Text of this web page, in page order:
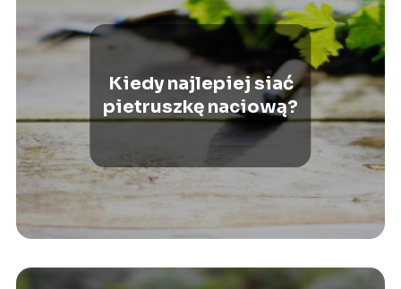
Kiedy najlepiej siać
pietruszkę naciową?